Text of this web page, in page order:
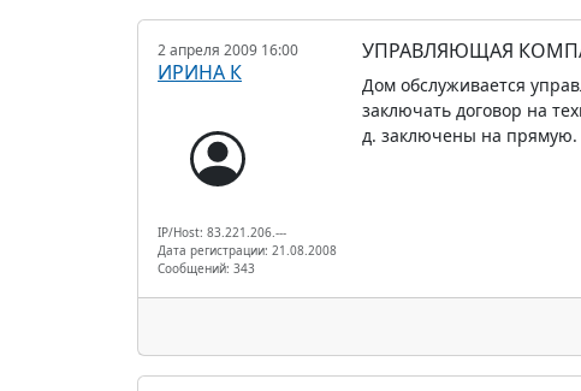
2 апреля 2009 16:00
ИРИНА К
IP/Host: 83.221.206.---
Дата регистрации: 21.08.2008
Сообщений: 343
УПРАВЛЯЮЩАЯ
Дом обслуживается
заключать договор на
д. заключены на прямую.